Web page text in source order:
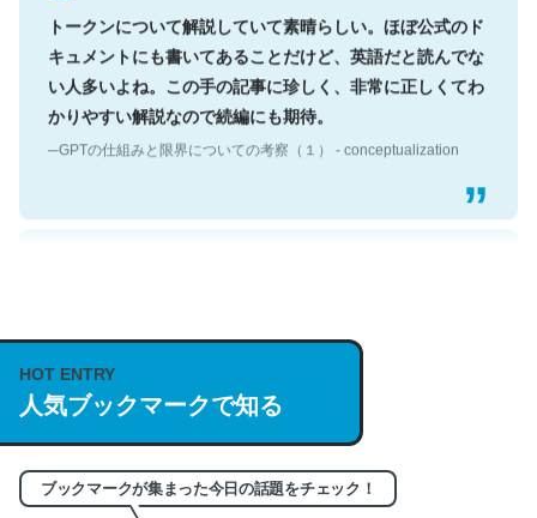
トークンについて解説していて素晴らしい。ほぼ公式のド
キュメントにも書いてあることだけど、英語だと読んでな
い人多いよね。この手の記事に珍しく、非常に正しくてわ
かりやすい解説なので続編にも期待。
https://isobe324649.hatenablog.com/entry/2023/03/27
/064121
─GPTの仕組みと限界についての考察（１） - conceptualization
HOT ENTRY
人気ブックマークで知る
ブックマークが集まった今日の話題をチェック！